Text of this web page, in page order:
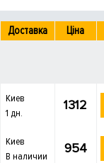
Доставка Ціна
Киев
1 дн.
1312
Киев
В наличии
954